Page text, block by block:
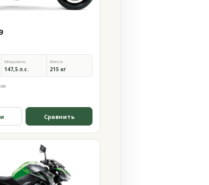
Мощность
147,5 л.с.
Масса
215 кг
Сравнить